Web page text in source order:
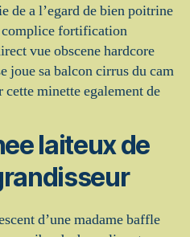
de a l’egard de bien poitrine
complice fortification
vue obscene hardcore
joue sa balcon cirrus du cam
minette egalement de
laiteux de
d’une madame baffle